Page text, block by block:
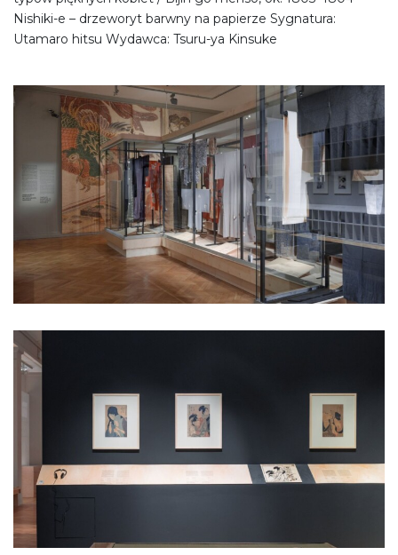
Nishiki-e – drzeworyt barwny na papierze Sygnatura:
Utamaro hitsu Wydawca: Tsuru-ya Kinsuke